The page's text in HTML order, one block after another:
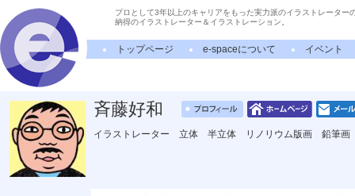
プロとして3年以上のキャリアをもった実力派のイラストレーター
納得のイラストレーター＆イラストレーション。
トップページ e-spaceについて イベント
斉藤好和
イラストレーター 立体 半立体 リノリウム版画 鉛筆画